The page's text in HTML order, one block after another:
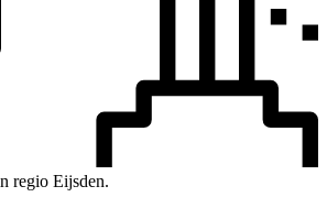
regio Eijsden.